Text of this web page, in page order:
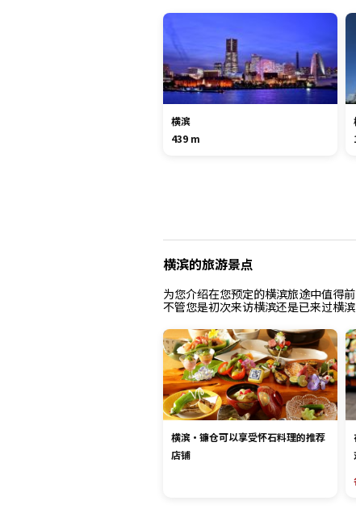
横滨
439 m
横滨的旅游景点
为您介绍在您预定的横滨旅途中值得
不管您是初次来访横滨还是已来过横
横滨・镰仓可以享受怀石料理的推荐
店铺